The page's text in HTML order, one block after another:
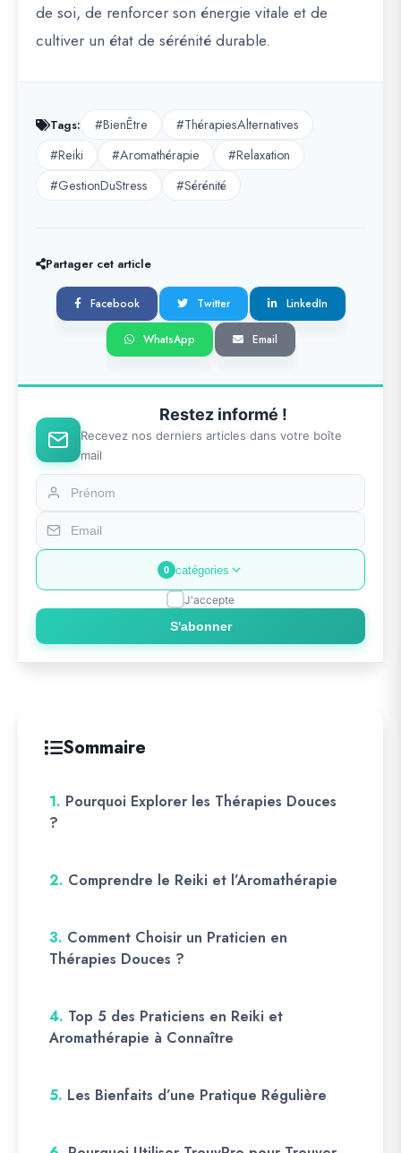
de soi, de renforcer son énergie vitale et de
cultiver un état de sérénité durable.
Tags: #BienÊtre
#ThérapiesAlternatives
#Reiki
#Aromathérapie
#Relaxation
#GestionDuStress
#Sérénité
Partager cet article
Facebook Twitter LinkedIn
WhatsApp Email
Restez informé !
Recevez nos derniers articles dans votre boîte
mail
0 catégories
J'accepte
S'abonner
Sommaire
1. Pourquoi Explorer les Thérapies Douces
?
2. Comprendre le Reiki et l’Aromathérapie
3. Comment Choisir un Praticien en
Thérapies Douces ?
4. Top 5 des Praticiens en Reiki et
Aromathérapie à Connaître
5. Les Bienfaits d’une Pratique Régulière